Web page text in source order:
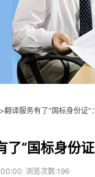
>翻译服务有了“国标身份证”
了“国标身份
浏览次数:196